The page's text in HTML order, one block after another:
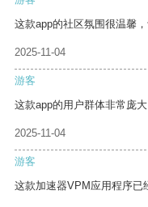
这款app的社区氛围很温馨
2025-11-04
游客
这款app的用户群体非常庞
2025-11-04
游客
这款加速器VPM应用程序已